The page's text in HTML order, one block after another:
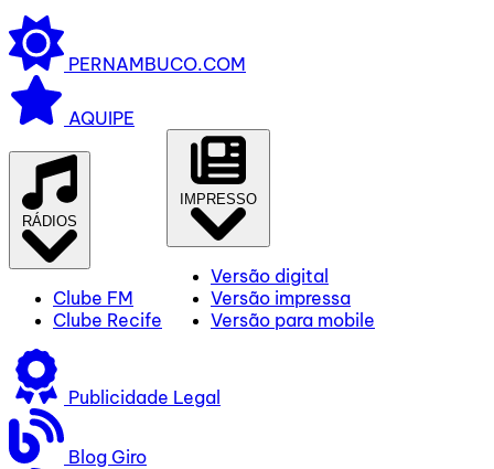
PERNAMBUCO.COM
AQUIPE
RÁDIOS
Clube FM
Clube Recife
IMPRESSO
Versão digital
Versão impressa
Versão para mobile
Publicidade Legal
Blog Giro